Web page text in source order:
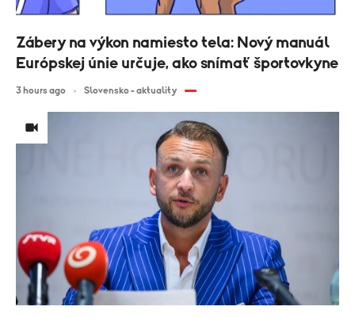
Zábery na výkon namiesto tela: Nový manuál
Európskej únie určuje, ako snímať športovkyne
3 hours ago Slovensko - aktuality